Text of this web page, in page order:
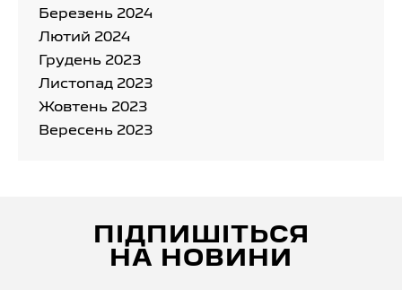
Березень 2024
Лютий 2024
Грудень 2023
Листопад 2023
Жовтень 2023
Вересень 2023
ПІДПИШІТЬСЯ
НА НОВИНИ